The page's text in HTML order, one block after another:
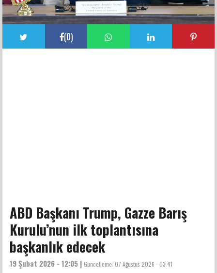
(0)
ABD Başkanı Trump, Gazze Barış
Kurulu’nun ilk toplantısına
başkanlık edecek
19 Şubat 2026 - 12:05 | Güncelleme: 07 Ağustos 2026 - 03:41